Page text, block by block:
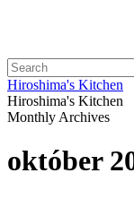
content
Close
Search
Hiroshima's Kitchen
search
Menu
Hiroshima's Kitchen
Monthly Archives
október